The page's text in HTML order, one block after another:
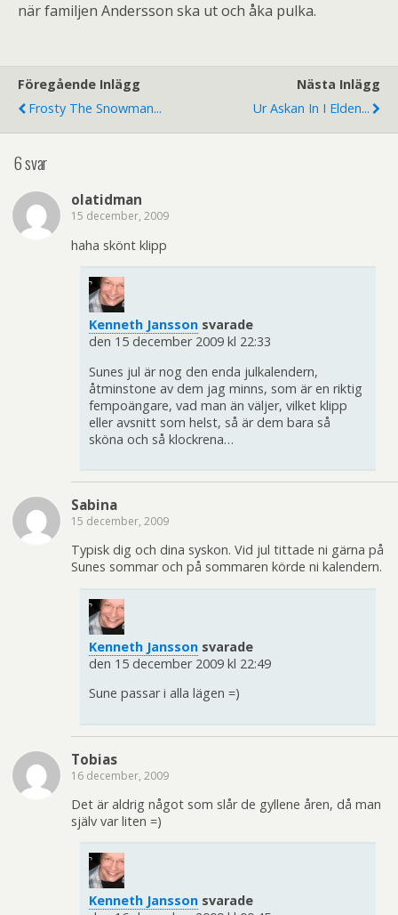
när familjen Andersson ska ut och åka pulka.
Föregående Inlägg
Frosty The Snowman...
Nästa Inlägg
Ur Askan In I Elden...
6 svar
olatidman
15 december, 2009
haha skönt klipp
Kenneth Jansson svarade
den 15 december 2009 kl 22:33
Sunes jul är nog den enda julkalendern,
åtminstone av dem jag minns, som är en riktig
fempoängare, vad man än väljer, vilket klipp
eller avsnitt som helst, så är dem bara så
sköna och så klockrena…
Sabina
15 december, 2009
Typisk dig och dina syskon. Vid jul tittade ni gärna på
Sunes sommar och på sommaren körde ni kalendern.
Kenneth Jansson svarade
den 15 december 2009 kl 22:49
Sune passar i alla lägen =)
Tobias
16 december, 2009
Det är aldrig något som slår de gyllene åren, då man
själv var liten =)
Kenneth Jansson svarade